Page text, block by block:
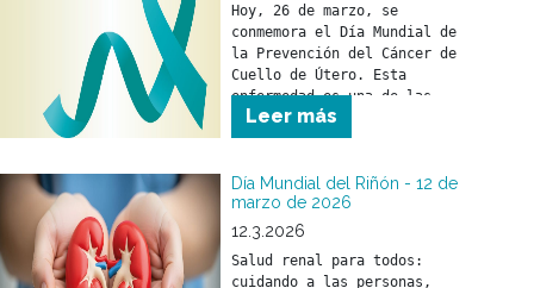
Hoy, 26 de marzo, se
conmemora el Día Mundial de
la Prevención del Cáncer de
Cuello de Útero. Esta
enfermedad es una de las
pocas que pueden prevenirse
si se toman medidas a tiempo.
Leer más
Día Mundial del Riñón - 12 de
marzo de 2026
12.3.2026
Salud renal para todos:
cuidando a las personas,